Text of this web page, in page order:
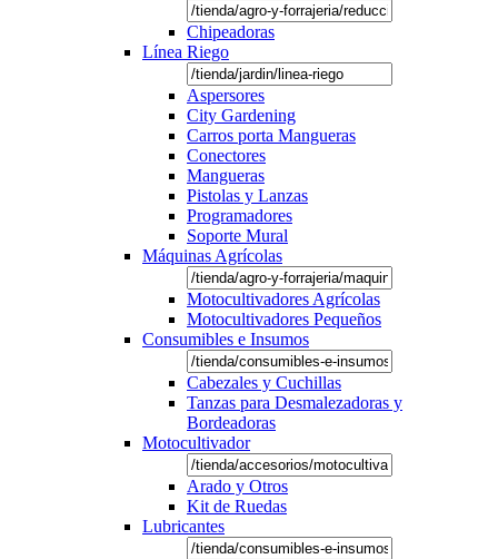
Chipeadoras
Línea Riego
Aspersores
City Gardening
Carros porta Mangueras
Conectores
Mangueras
Pistolas y Lanzas
Programadores
Soporte Mural
Máquinas Agrícolas
Motocultivadores Agrícolas
Motocultivadores Pequeños
Consumibles e Insumos
Cabezales y Cuchillas
Tanzas para Desmalezadoras y
Bordeadoras
Motocultivador
Arado y Otros
Kit de Ruedas
Lubricantes